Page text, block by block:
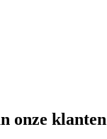
onze klanten